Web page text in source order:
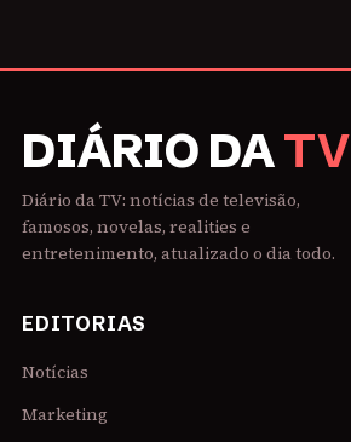
DIÁRIO DATV
Diário da TV: notícias de televisão,
famosos, novelas, realities e
entretenimento, atualizado o dia todo.
EDITORIAS
Notícias
Marketing